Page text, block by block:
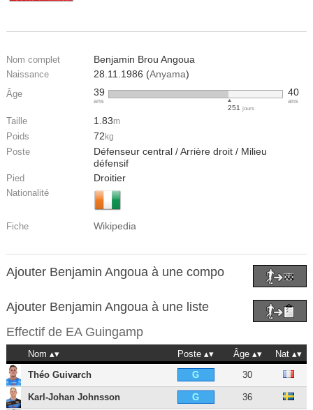
Nom complet Benjamin Brou Angoua
Naissance 28.11.1986 (Anyama)
Âge 39
ans
251 jours
40
ans
Taille 1.83m
Poids 72 kg
Poste
Défenseur central / Arrière droit / Milieu
défensif
Pied Droitier
Nationalité
Fiche Wikipedia
Ajouter Benjamin Angoua à une compo
Ajouter Benjamin Angoua à une liste
Effectif de EA Guingamp
Nom Poste Âge
Nat
Théo Guivarch
G 30
Karl-Johan Johnsson G 36